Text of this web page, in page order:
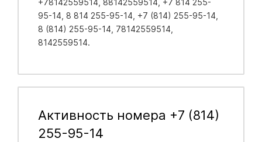
95-14, 8 814 255-95-14, +7 (814) 255-95-14,
8 (814) 255-95-14, 78142559514,
8142559514.
Активность номера +7 (814)
255-95-14